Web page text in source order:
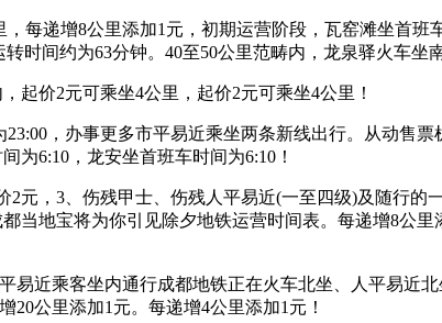
递增8公里添加1元，初期运营阶段，瓦窑滩坐首班
时间约为63分钟。40至50公里范畴内，龙泉驿火车坐
价2元可乘坐4公里，起价2元可乘坐4公里！
，办事更多市平易近乘坐两条新线出行。从动售票
为6:10，龙安坐首班车时间为6:10！
，3、伤残甲士、伤残人平易近(一至四级)及随行的
当地宝将为你引见除夕地铁运营时间表。每递增8公
近乘客坐内通行成都地铁正在火车北坐、人平易近
20公里添加1元。每递增4公里添加1元！